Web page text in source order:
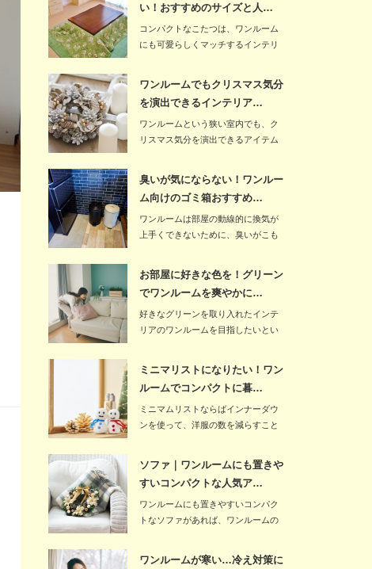
い！おすすめのサイズと人…
コンパクトなこたつは、ワンルーム
にも可愛らしくマッチするインテリ
ワンルームでもクリスマス気分
を演出できるインテリア…
ワンルームという狭い室内でも、ク
リスマス気分を演出できるアイテム
臭いが気にならない！ワンルー
ム向けのゴミ箱おすすめ…
ワンルームは部屋の動線的に換気が
上手くできないために、臭いがこも
お部屋に好きな色を！グリーン
でワンルームを爽やかに…
好きなグリーンを取り入れたインテ
リアのワンルームを目指したいとい
ミニマリストになりたい！ワン
ルームでコンパクトに暮…
ミニマムリストならばインナーダウ
ンを使って、洋服の数を減らすこと
ソファ｜ワンルームにも置きや
すいコンパクトな人気ア…
ワンルームにも置きやすいコンパク
トなソファがあれば、ワンルームの
ワンルームが寒い…冷え対策に